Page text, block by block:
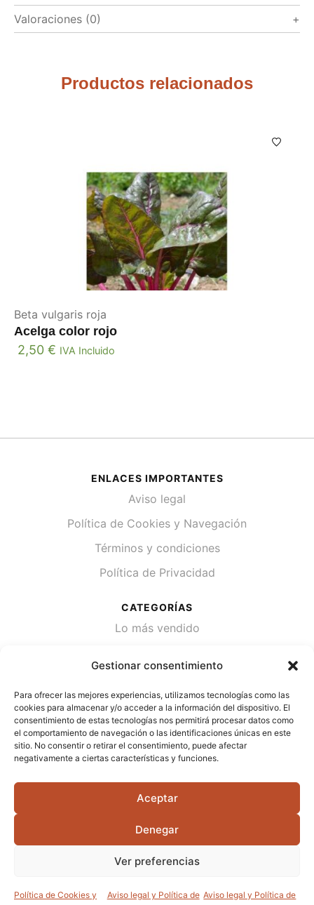
Gestionar consentimiento
Para ofrecer las mejores experiencias, utilizamos tecnologías como las
cookies para almacenar y/o acceder a la información del dispositivo. El
consentimiento de estas tecnologías nos permitirá procesar datos como
el comportamiento de navegación o las identificaciones únicas en este
sitio. No consentir o retirar el consentimiento, puede afectar
negativamente a ciertas características y funciones.
Aceptar
Denegar
Ver preferencias
Política de Cookies y Aviso legal y Política de Aviso legal y Política de
Valoraciones (0)
Productos relacionados
Beta vulgaris roja
Acelga color rojo
2,50 € IVA Incluido
ENLACES IMPORTANTES
Aviso legal
Política de Cookies y Navegación
Términos y condiciones
Política de Privacidad
CATEGORÍAS
Lo más vendido
Desinfección de agua
CONTACTA
Cami Primera Marrada, SN, 25600, Balaguer
info@jardipamies.com
621 238 242
0